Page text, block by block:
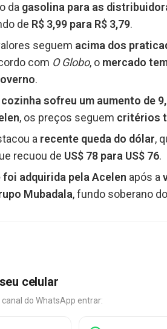
da gasolina para as
de R$ 3,99 para R$ 3,79.
seguem acima dos
com O Globo, o mercado
.
sofreu um aumento de
, os preços seguem critérios
a recente queda do dólar,
recuou de US$ 78 para US$ 76.
adquirida pela Acelen após a
Mubadala, fundo soberano
celular
do WhatsApp entrar: